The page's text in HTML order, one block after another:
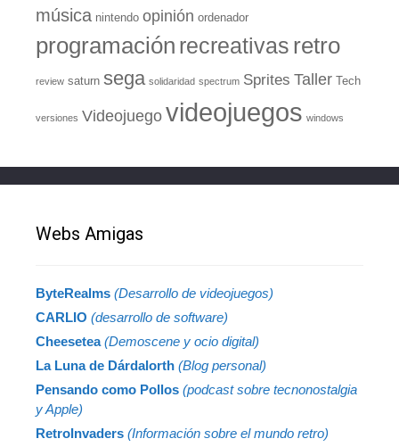
música nintendo opinión ordenador
programación recreativas retro
review saturn sega solidaridad spectrum Sprites Taller Tech
versiones Videojuegovideojuegos windows
Webs Amigas
ByteRealms (Desarrollo de videojuegos)
CARLIO (desarrollo de software)
Cheesetea(Demoscene y ocio digital)
La Luna de Dárdalorth (Blog personal)
Pensando como Pollos (podcast sobre tecnonostalgia
y Apple)
RetroInvaders (Información sobre el mundo retro)